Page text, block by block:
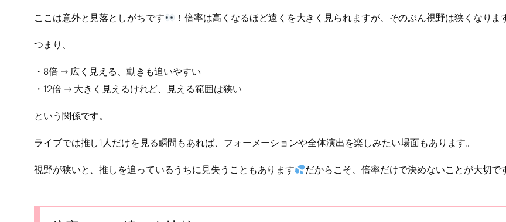
ここは意外と見落としがちです ！倍率は高くなるほど遠くを大きく見られますが、そのぶん視野は狭くなりま
つまり、
・8倍 → 広く見える、動きも追いやすい
・12倍 → 大きく見えるけれど、見える範囲は狭い
という関係です。
ライブでは推し1人だけを見る瞬間もあれば、フォーメーションや全体演出を楽しみたい場面もあります。
視野が狭いと、推しを追っているうちに見失うこともあります だからこそ、倍率だけで決めないことが大切で